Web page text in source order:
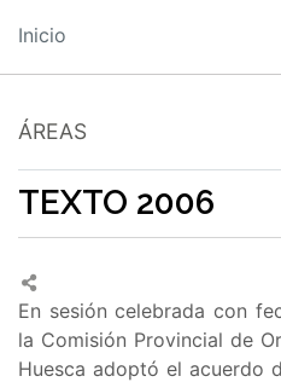
Inicio
ÁREAS
TEXTO 2006
En sesión celebrada con
la Comisión Provincial de
Huesca adoptó el acuerdo